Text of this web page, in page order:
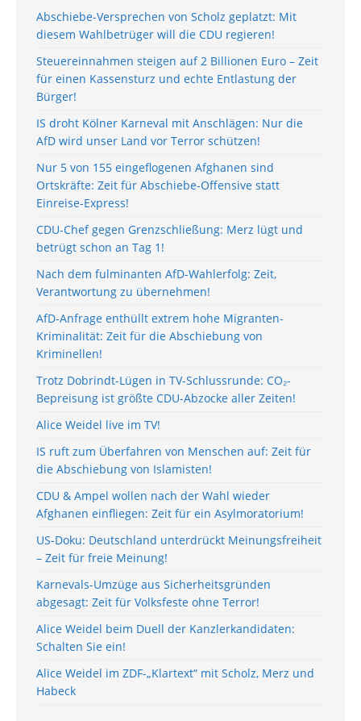
Abschiebe-Versprechen von Scholz geplatzt: Mit
diesem Wahlbetrüger will die CDU regieren!
Steuereinnahmen steigen auf 2 Billionen Euro – Zeit
für einen Kassensturz und echte Entlastung der
Bürger!
IS droht Kölner Karneval mit Anschlägen: Nur die
AfD wird unser Land vor Terror schützen!
Nur 5 von 155 eingeflogenen Afghanen sind
Ortskräfte: Zeit für Abschiebe-Offensive statt
Einreise-Express!
CDU-Chef gegen Grenzschließung: Merz lügt und
betrügt schon an Tag 1!
Nach dem fulminanten AfD-Wahlerfolg: Zeit,
Verantwortung zu übernehmen!
AfD-Anfrage enthüllt extrem hohe Migranten-
Kriminalität: Zeit für die Abschiebung von
Kriminellen!
Trotz Dobrindt-Lügen in TV-Schlussrunde: CO₂-
Bepreisung ist größte CDU-Abzocke aller Zeiten!
Alice Weidel live im TV!
IS ruft zum Überfahren von Menschen auf: Zeit für
die Abschiebung von Islamisten!
CDU & Ampel wollen nach der Wahl wieder
Afghanen einfliegen: Zeit für ein Asylmoratorium!
US-Doku: Deutschland unterdrückt Meinungsfreiheit
– Zeit für freie Meinung!
Karnevals-Umzüge aus Sicherheitsgründen
abgesagt: Zeit für Volksfeste ohne Terror!
Alice Weidel beim Duell der Kanzlerkandidaten:
Schalten Sie ein!
Alice Weidel im ZDF-„Klartext“ mit Scholz, Merz und
Habeck